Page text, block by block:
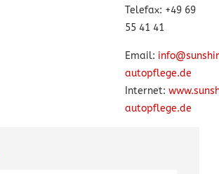
Telefax: +49 69
55 41 41
Email:
autopflege.de
Internet:
autopflege.de